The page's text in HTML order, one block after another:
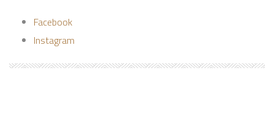
Facebook
Instagram